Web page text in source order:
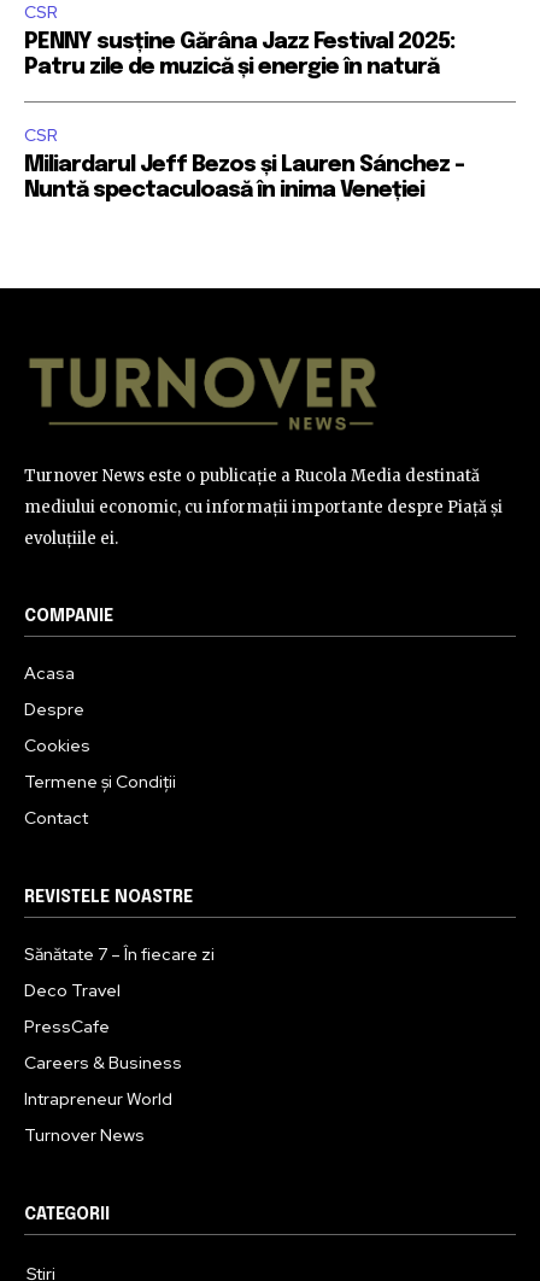
CSR
PENNY susține Gărâna Jazz Festival 2025:
Patru zile de muzică și energie în natură
CSR
Miliardarul Jeff Bezos și Lauren Sánchez –
Nuntă spectaculoasă în inima Veneției
Turnover News este o publicație a Rucola Media destinată
mediului economic, cu informații importante despre Piață și
evoluțiile ei.
COMPANIE
Acasa
Despre
Cookies
Termene și Condiții
Contact
REVISTELE NOASTRE
Sănătate 7 – În fiecare zi
Deco Travel
PressCafe
Careers & Business
Intrapreneur World
Turnover News
CATEGORII
Știri